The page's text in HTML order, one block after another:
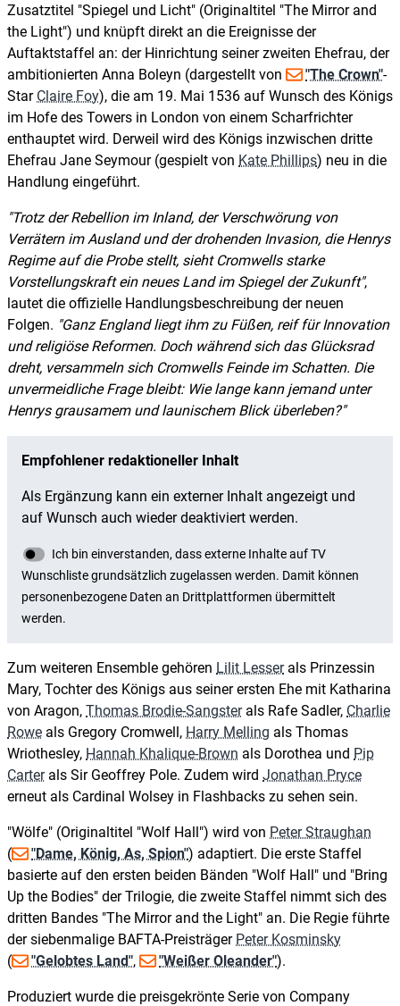
Zusatztitel "Spiegel und Licht" (Originaltitel "The Mirror and
the Light") und knüpft direkt an die Ereignisse der
Auftaktstaffel an: der Hinrichtung seiner zweiten Ehefrau, der
ambitionierten Anna Boleyn (dargestellt von
"The Crown"-
Star Claire Foy), die am 19. Mai 1536 auf Wunsch des Königs
im Hofe des Towers in London von einem Scharfrichter
enthauptet wird. Derweil wird des Königs inzwischen dritte
Ehefrau Jane Seymour (gespielt von Kate Phillips) neu in die
Handlung eingeführt.
Trotz der Rebellion im Inland, der Verschwörung von
Verrätern im Ausland und der drohenden Invasion, die Henrys
Regime auf die Probe stellt, sieht Cromwells starke
Vorstellungskraft ein neues Land im Spiegel der Zukunft ,
lautet die offizielle Handlungsbeschreibung der neuen
Folgen. Ganz England liegt ihm zu Füßen, reif für Innovation
und religiöse Reformen. Doch während sich das Glücksrad
dreht, versammeln sich Cromwells Feinde im Schatten. Die
unvermeidliche Frage bleibt: Wie lange kann jemand unter
Henrys grausamem und launischem Blick überleben?
Zum weiteren Ensemble gehören Lilit Lesserals Prinzessin
Mary, Tochter des Königs aus seiner ersten Ehe mit Katharina
von Aragon, Thomas Brodie-Sangsterals Rafe Sadler, Charlie
Rowe als Gregory Cromwell, Harry Melling als Thomas
Wriothesley, Hannah Khalique-Brown als Dorothea und Pip
Carterals Sir Geoffrey Pole. Zudem wird Jonathan Pryce
erneut als Cardinal Wolsey in Flashbacks zu sehen sein.
"Wölfe" (Originaltitel "Wolf Hall") wird von Peter Straughan
(
"Dame, König, As, Spion") adaptiert. Die erste Staffel
basierte auf den ersten beiden Bänden "Wolf Hall" und "Bring
Up the Bodies" der Trilogie, die zweite Staffel nimmt sich des
dritten Bandes "The Mirror and the Light" an. Die Regie führte
der siebenmalige BAFTA-Preisträger Peter Kosminsky
(
"Gelobtes Land", "Weißer Oleander").
Produziert wurde die preisgekrönte Serie von Company